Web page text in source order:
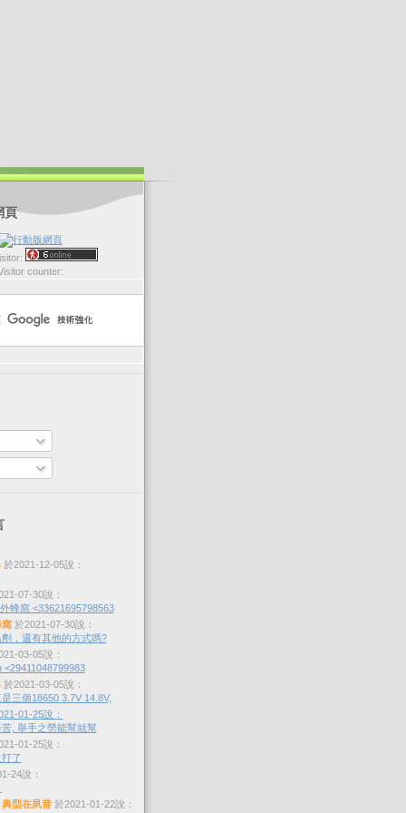
頁
counter:
於2021-12-05說：
07-30說：
蜂窩 <33621695798563
窩於2021-07-30說：
，還有其他的方式嗎?
03-05說：
<29411048799983
於2021-03-05說：
三個18650 3.7V 14.8V,
01-25說：
, 舉手之勞能幫就幫
01-25說：
了
24說：
型在夙昔於2021-01-22說：